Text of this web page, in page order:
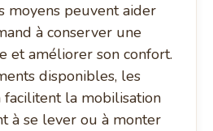
moyens peuvent aider
à conserver une
et améliorer son confort.
disponibles, les
facilitent la mobilisation
à se lever ou à monter